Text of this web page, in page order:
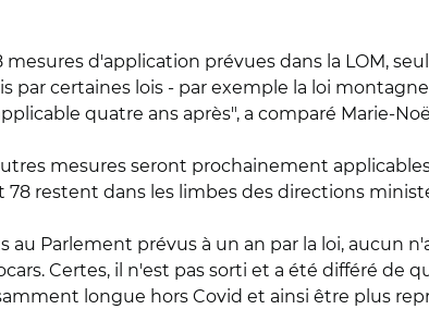
mesures d'application prévues dans la LOM,
par certaines lois - par exemple la loi
quatre ans après", a comparé Marie-
mesures seront prochainement
restent dans les limbes des directions
au Parlement prévus à un an par la loi, aucun
Certes, il n'est pas sorti et a été différé de
longue hors Covid et ainsi être plus